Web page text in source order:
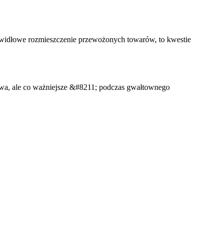
rozmieszczenie przewożonych towarów, to kwestie
ale co ważniejsze &#8211; podczas gwałtownego